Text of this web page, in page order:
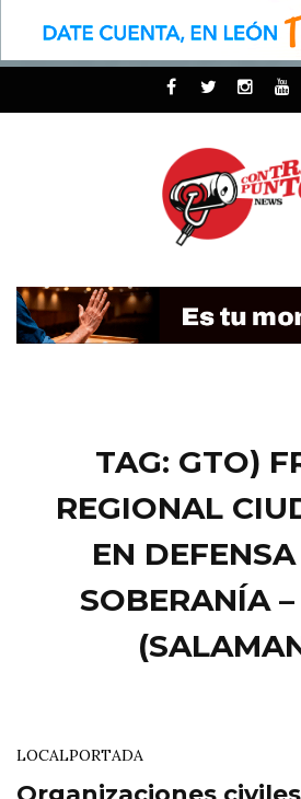
TAG: GTO)
REGIONAL
EN
SOBERANÍA
LOCALPORTADA